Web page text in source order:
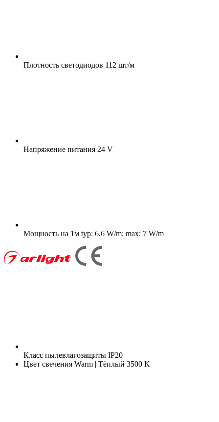
Плотность светодиодов 112 шт/м
Напряжение питания 24 V
Мощность на 1м typ: 6.6 W/m; max: 7 W/m
Класс пылевлагозащиты IP20
Цвет свечения Warm | Тёплый 3500 K